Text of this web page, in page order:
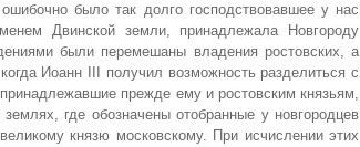
было так долго господствовавшее у нас
Двинской земли, принадлежала Новгороду
были перемешаны владения ростовских, а
Иоанн III получил возможность разделиться с
прежде ему и ростовским князьям,
где обозначены отобранные у новгородцев
князю московскому. При исчислении этих